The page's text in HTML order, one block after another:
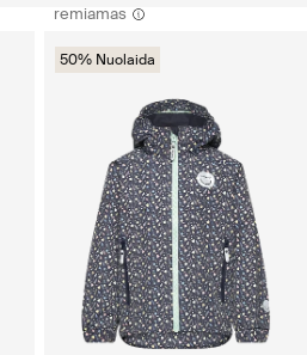
remiamas
50% Nuolaida